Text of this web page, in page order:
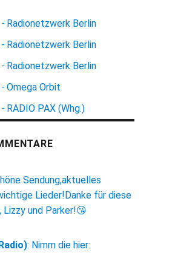
- Radionetzwerk Berlin
- Radionetzwerk Berlin
- Radionetzwerk Berlin
- Omega Orbit
- RADIO PAX (Whg.)
Sendung,aktuelles
Lieder!Danke für diese
Lizzy und Parker!😘
: Nimm die hier: